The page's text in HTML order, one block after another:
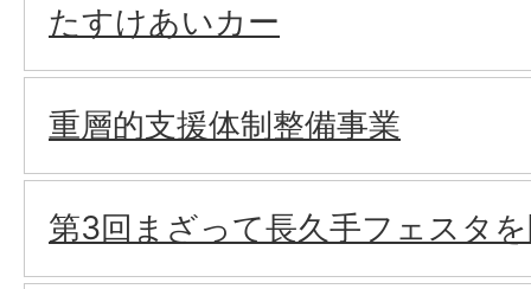
たすけあいカー
重層的支援体制整備事業
第3回まざって長久手フェスタ